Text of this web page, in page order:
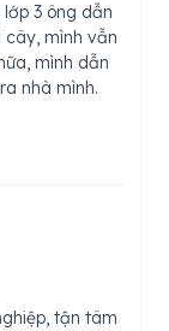
3 ông dẫn
mình vẫn
mình dẫn
nhà mình.
tận tâm